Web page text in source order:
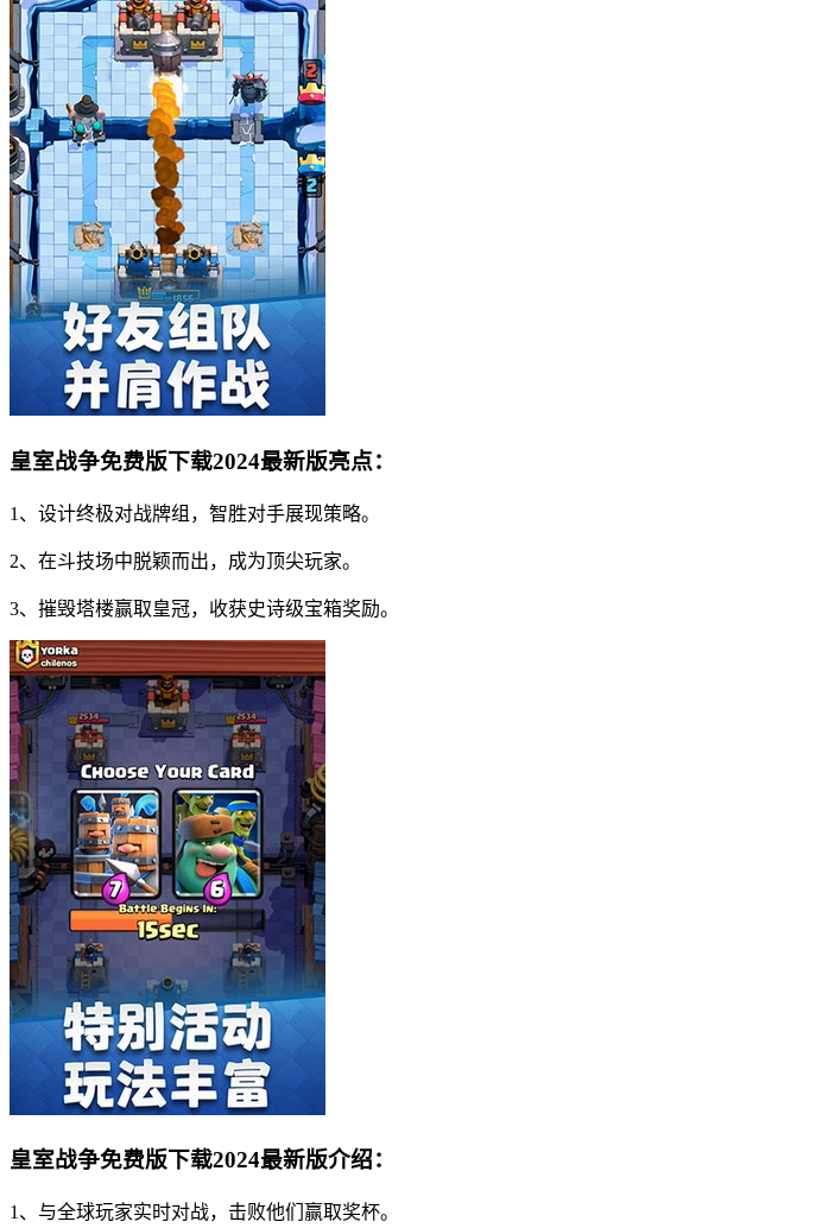
皇室战争免费版下载2024最新版亮点：
1、设计终极对战牌组，智胜对手展现策略。
2、在斗技场中脱颖而出，成为顶尖玩家。
3、摧毁塔楼赢取皇冠，收获史诗级宝箱奖励。
皇室战争免费版下载2024最新版介绍：
1、与全球玩家实时对战，击败他们赢取奖杯。